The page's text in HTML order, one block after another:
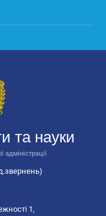
та науки
1,